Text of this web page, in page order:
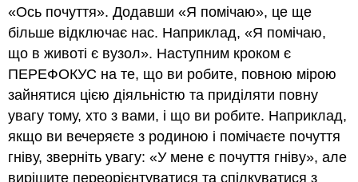
«Ось почуття». Додавши «Я помічаю», це ще
більше відключає нас. Наприклад, «Я помічаю,
що в животі є вузол». Наступним кроком є
ПЕРЕФОКУС на те, що ви робите, повною мірою
зайнятися цією діяльністю та приділяти повну
увагу тому, хто з вами, і що ви робите. Наприклад,
якщо ви вечеряєте з родиною і помічаєте почуття
гніву, зверніть увагу: «У мене є почуття гніву», але
вирішите переорієнтуватися та спілкуватися з